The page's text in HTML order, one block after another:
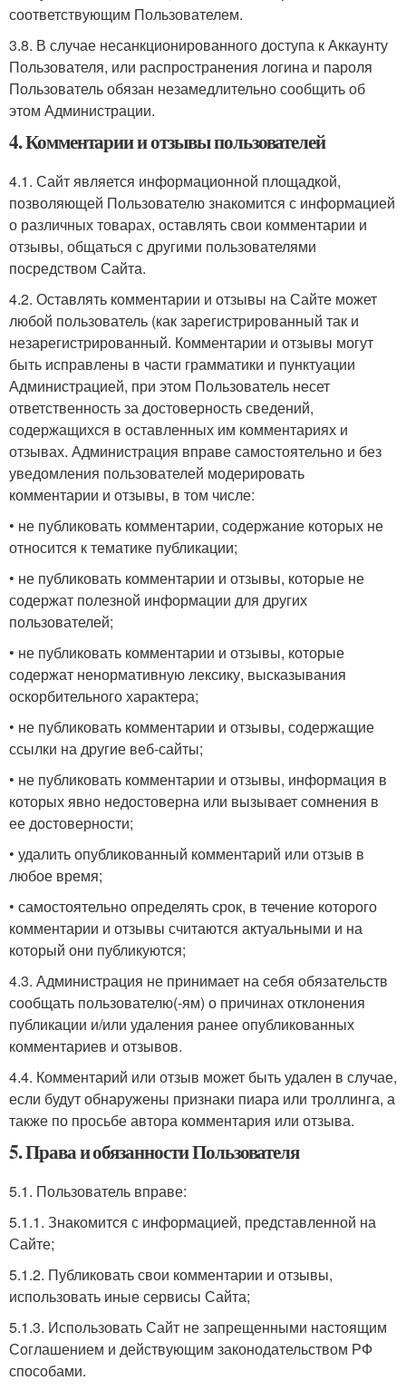
соответствующим Пользователем.
3.8. В случае несанкционированного доступа к Аккаунту
Пользователя, или распространения логина и пароля
Пользователь обязан незамедлительно сообщить об
этом Администрации.
4. Комментарии и отзывы пользователей
4.1. Сайт является информационной площадкой,
позволяющей Пользователю знакомится с информацией
о различных товарах, оставлять свои комментарии и
отзывы, общаться с другими пользователями
посредством Сайта.
4.2. Оставлять комментарии и отзывы на Сайте может
любой пользователь (как зарегистрированный так и
незарегистрированный. Комментарии и отзывы могут
быть исправлены в части грамматики и пунктуации
Администрацией, при этом Пользователь несет
ответственность за достоверность сведений,
содержащихся в оставленных им комментариях и
отзывах. Администрация вправе самостоятельно и без
уведомления пользователей модерировать
комментарии и отзывы, в том числе:
• не публиковать комментарии, содержание которых не
относится к тематике публикации;
• не публиковать комментарии и отзывы, которые не
содержат полезной информации для других
пользователей;
• не публиковать комментарии и отзывы, которые
содержат ненормативную лексику, высказывания
оскорбительного характера;
• не публиковать комментарии и отзывы, содержащие
ссылки на другие веб-сайты;
• не публиковать комментарии и отзывы, информация в
которых явно недостоверна или вызывает сомнения в
ее достоверности;
• удалить опубликованный комментарий или отзыв в
любое время;
• самостоятельно определять срок, в течение которого
комментарии и отзывы считаются актуальными и на
который они публикуются;
4.3. Администрация не принимает на себя обязательств
сообщать пользователю(-ям) о причинах отклонения
публикации и/или удаления ранее опубликованных
комментариев и отзывов.
4.4. Комментарий или отзыв может быть удален в случае,
если будут обнаружены признаки пиара или троллинга, а
также по просьбе автора комментария или отзыва.
5. Права и обязанности Пользователя
5.1. Пользователь вправе:
5.1.1. Знакомится с информацией, представленной на
Сайте;
5.1.2. Публиковать свои комментарии и отзывы,
использовать иные сервисы Сайта;
5.1.3. Использовать Сайт не запрещенными настоящим
Соглашением и действующим законодательством РФ
способами.